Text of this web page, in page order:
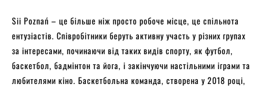
Sii Poznań – це більше ніж просто робоче місце, це спільнота
ентузіастів. Співробітники беруть активну участь у різних групах
за інтересами, починаючи від таких видів спорту, як футбол,
баскетбол, бадмінтон та йога, і закінчуючи настільними іграми та
любителями кіно. Баскетбольна команда, створена у 2018 році,